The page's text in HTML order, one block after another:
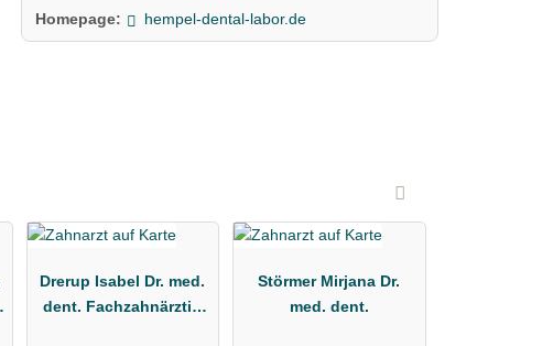
Homepage: hempel-dental-labor.de
Drerup Isabel Dr. med.
dent. Fachzahnärztin
Störmer Mirjana Dr.
med. dent.